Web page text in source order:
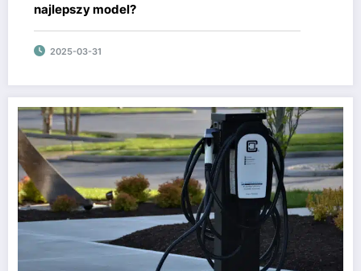
najlepszy model?
2025-03-31